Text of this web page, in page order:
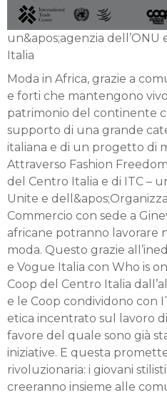
un&apos;agenzia
Italia
Moda in Africa, grazie a
e forti che mantengono
patrimonio del continente
supporto di una grande
italiana e di un progetto di
Attraverso Fashion
del Centro Italia e di ITC –
Unite e
Commercio con sede a
africane potranno lavorare
moda. Questo grazie
e Vogue Italia con Who is
Coop del Centro Italia
e le Coop condividono con
etica incentrato sul lavoro
favore del quale sono già
iniziative. E questa
rivoluzionaria: i giovani
creeranno insieme alle